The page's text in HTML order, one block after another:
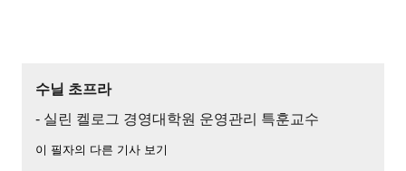
수닐 초프라
- 실린 켈로그 경영대학원 운영관리 특훈교수
이 필자의 다른 기사 보기